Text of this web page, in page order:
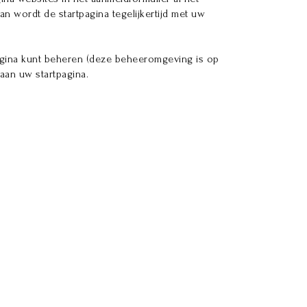
wordt de startpagina tegelijkertijd met uw
kunt beheren (deze beheeromgeving is op
uw startpagina.